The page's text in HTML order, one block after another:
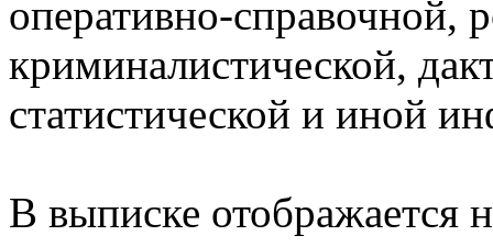
оперативно-справочной,
криминалистической,
статистической и иной
В выписке отображается